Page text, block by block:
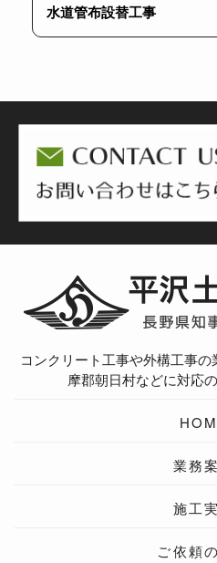
水道管布設替工事
コンクリート工事や外構工事
摩郡朝日村などに対応
業務
施工
ご依頼